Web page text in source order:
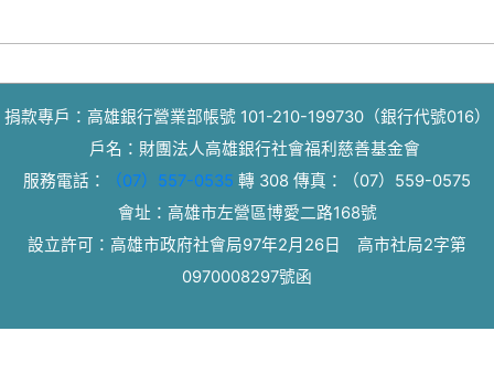
捐款專戶：高雄銀行營業部帳號 101-210-199730（銀行代號016）
戶名：財團法人高雄銀行社會福利慈善基金會
服務電話：
（07）557-0535 轉 308 傳真：
（07）559-0575
會址：高雄市左營區博愛二路168號
設立許可：高雄市政府社會局97年2月26日 高市社局2字第
0970008297號函